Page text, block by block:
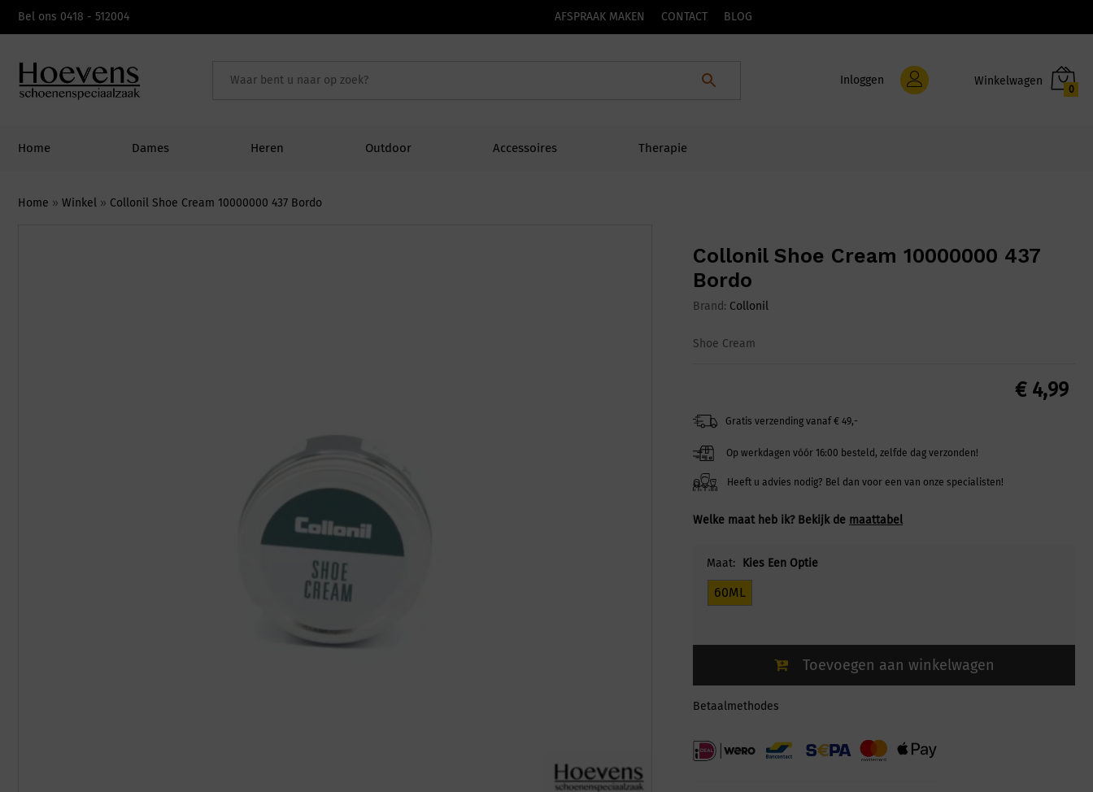
Bel ons 0418 - 512004 AFSPRAAK MAKEN CONTACT BLOG
Inloggen
0
Home Dames Heren Outdoor Accessoires Therapie
Home » Winkel » Collonil Shoe Cream 10000000 437 Bordo
Collonil Shoe Cream 10000000 437
Bordo
Brand: Collonil
Shoe Cream
€4,99
Gratis verzending vanaf € 49,-
Op werkdagen vóór 16:00 besteld, zelfde dag verzonden!
Heeft u advies nodig? Bel dan voor een van onze specialisten!
Welke maat heb ik? Bekijk de maattabel
Maat: Kies Een Optie
60ML
Toevoegen aan winkelwagen
Betaalmethodes